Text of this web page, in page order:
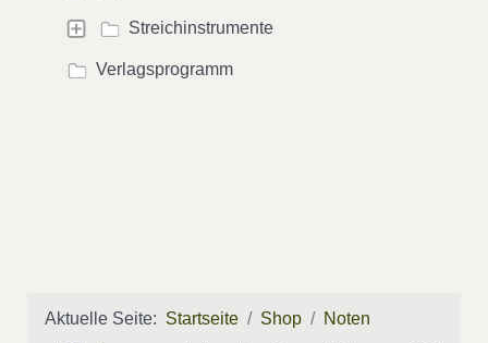
Streichinstrumente
Verlagsprogramm
Aktuelle Seite: Startseite Shop
Noten